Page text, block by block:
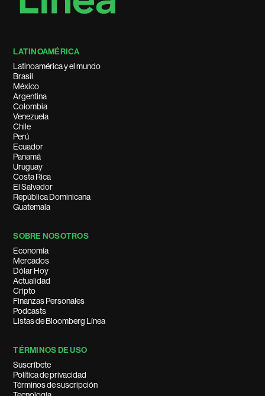
LATINOAMÉRICA
Latinoamérica y el mundo
Brasil
México
Argentina
Colombia
Venezuela
Chile
Perú
Ecuador
Panamá
Uruguay
Costa Rica
El Salvador
República Dominicana
Guatemala
SOBRE NOSOTROS
Economía
Mercados
Dólar Hoy
Actualidad
Cripto
Finanzas Personales
Podcasts
Listas de Bloomberg Línea
TÉRMINOS DE USO
Suscríbete
Política de privacidad
Términos de suscripción